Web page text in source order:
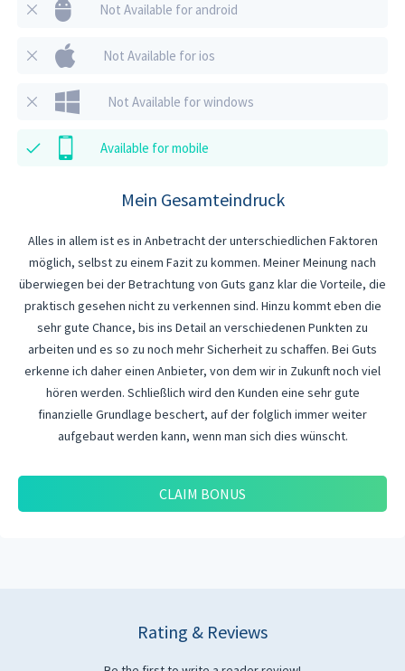
Not Available for android
Not Available for ios
Not Available for windows
Available for mobile
Mein Gesamteindruck
Alles in allem ist es in Anbetracht der unterschiedlichen Faktoren
möglich, selbst zu einem Fazit zu kommen. Meiner Meinung nach
überwiegen bei der Betrachtung von Guts ganz klar die Vorteile, die
praktisch gesehen nicht zu verkennen sind. Hinzu kommt eben die
sehr gute Chance, bis ins Detail an verschiedenen Punkten zu
arbeiten und es so zu noch mehr Sicherheit zu schaffen. Bei Guts
erkenne ich daher einen Anbieter, von dem wir in Zukunft noch viel
hören werden. Schließlich wird den Kunden eine sehr gute
finanzielle Grundlage beschert, auf der folglich immer weiter
aufgebaut werden kann, wenn man sich dies wünscht.
CLAIM BONUS
Rating & Reviews